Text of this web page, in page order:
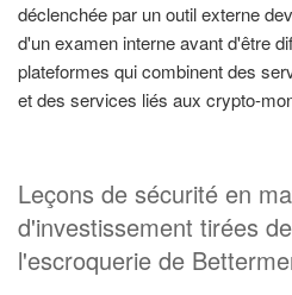
déclenchée par un outil externe
d'un examen interne avant d'être
plateformes qui combinent des
et des services liés aux crypto-
Leçons de sécurité en
d'investissement tirées
l'escroquerie de